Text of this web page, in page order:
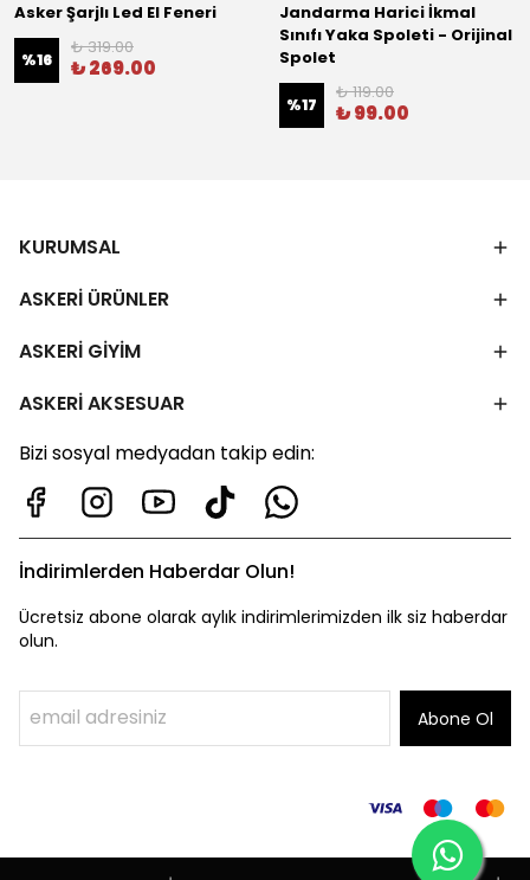
Asker Şarjlı Led El Feneri
%16
₺ 319.00
₺ 269.00
Jandarma Harici İkmal
Sınıfı Yaka Spoleti - Orijinal
Spolet
%17
₺ 119.00
₺ 99.00
KURUMSAL
ASKERİ ÜRÜNLER
ASKERİ GİYİM
ASKERİ AKSESUAR
Bizi sosyal medyadan takip edin:
İndirimlerden Haberdar Olun!
Ücretsiz abone olarak aylık indirimlerimizden ilk siz haberdar
olun.
Abone Ol